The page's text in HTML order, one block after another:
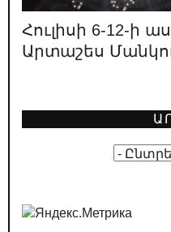
«Իրական
լինելու, ոչ
մասին
01.05.2026 /
Հուլիսի 6-12-ի
Արտաշես